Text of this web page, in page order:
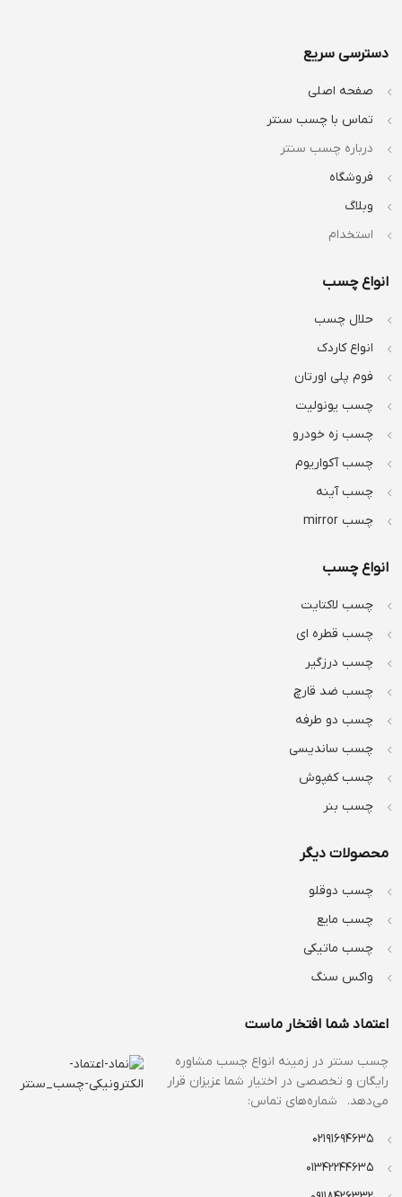
دسترسی سریع
صفحه اصلی
تماس با چسب سنتر
درباره چسب سنتر
فروشگاه
وبلاگ
استخدام
انواع چسب
حلال چسب
انواع کاردک
فوم پلی اورتان
چسب یونولیت
چسب زه خودرو
چسب آکواریوم
چسب آینه
چسب mirror
انواع چسب
چسب لاکتایت
چسب قطره ای
چسب درزگیر
چسب ضد قارچ
چسب دو طرفه
چسب ساندیسی
چسب کفپوش
چسب بنر
محصولات دیگر
چسب دوقلو
چسب مایع
چسب ماتیکی
واکس سنگ
اعتماد شما افتخار ماست
چسب سنتر در زمینه انواع چسب مشاوره
رایگان و تخصصی در اختیار شما عزیزان قرار
می‌دهد. شماره‌های تماس:
02191694635
01342244635